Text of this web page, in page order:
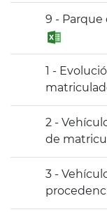
9 -
1 -
2 -
de
3 -